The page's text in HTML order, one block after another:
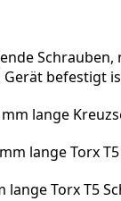
Schrauben,
Gerät befestigt
mm lange
lange Torx
lange Torx T5